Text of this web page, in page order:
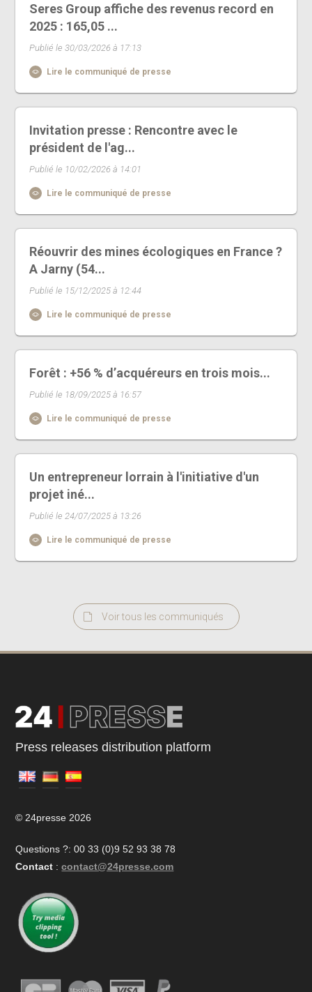
Seres Group affiche des revenus record en
2025 : 165,05 ...
Publié le 30/03/2026 à 17:13
Lire le communiqué de presse
Invitation presse : Rencontre avec le
président de l'ag...
Publié le 10/02/2026 à 14:01
Lire le communiqué de presse
Réouvrir des mines écologiques en France ?
A Jarny (54...
Publié le 15/12/2025 à 12:44
Lire le communiqué de presse
Forêt : +56 % d’acquéreurs en trois mois...
Publié le 18/09/2025 à 16:57
Lire le communiqué de presse
Un entrepreneur lorrain à l'initiative d'un
projet iné...
Publié le 24/07/2025 à 13:26
Lire le communiqué de presse
Voir tous les communiqués
Press releases distribution platform
© 24presse 2026
Questions ?: 00 33 (0)9 52 93 38 78
Contact : contact@24presse.com